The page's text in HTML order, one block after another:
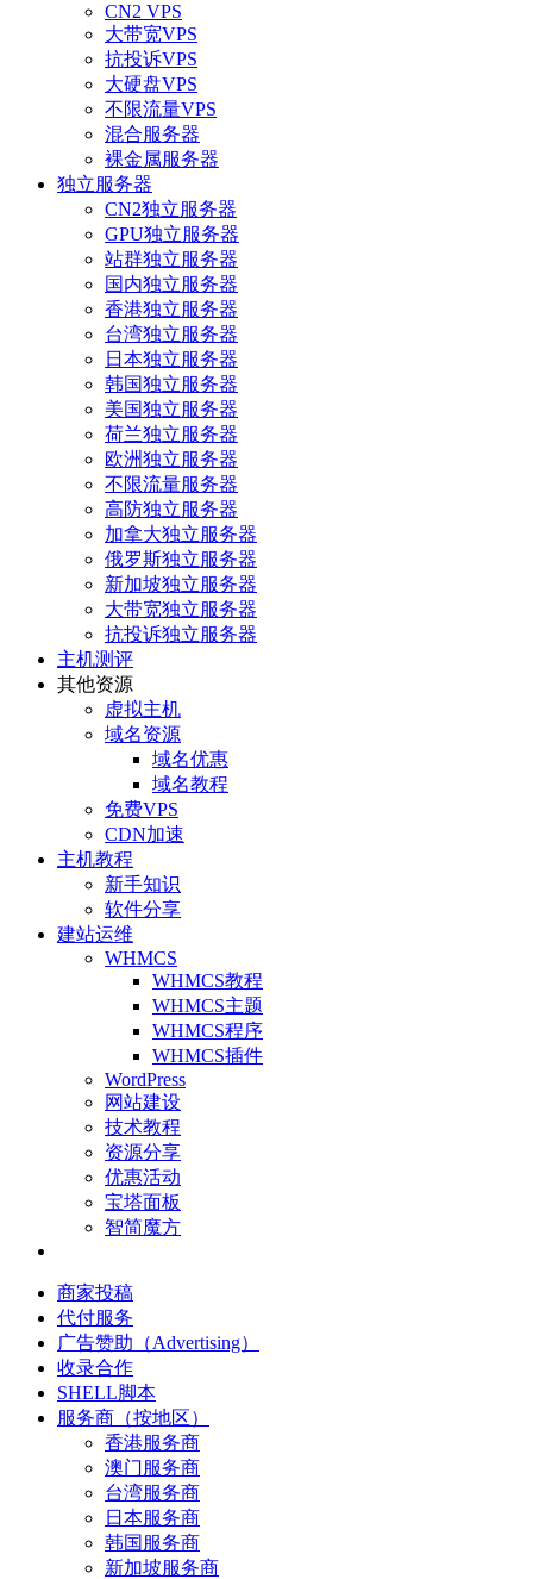
CN2 VPS
大带宽VPS
抗投诉VPS
大硬盘VPS
不限流量VPS
混合服务器
裸金属服务器
独立服务器
CN2独立服务器
GPU独立服务器
站群独立服务器
国内独立服务器
香港独立服务器
台湾独立服务器
日本独立服务器
韩国独立服务器
美国独立服务器
荷兰独立服务器
欧洲独立服务器
不限流量服务器
高防独立服务器
加拿大独立服务器
俄罗斯独立服务器
新加坡独立服务器
大带宽独立服务器
抗投诉独立服务器
主机测评
其他资源
虚拟主机
域名资源
域名优惠
域名教程
免费VPS
CDN加速
主机教程
新手知识
软件分享
建站运维
WHMCS
WHMCS教程
WHMCS主题
WHMCS程序
WHMCS插件
WordPress
网站建设
技术教程
资源分享
优惠活动
宝塔面板
智简魔方
商家投稿
代付服务
广告赞助（Advertising）
收录合作
SHELL脚本
服务商（按地区）
香港服务商
澳门服务商
台湾服务商
日本服务商
韩国服务商
新加坡服务商